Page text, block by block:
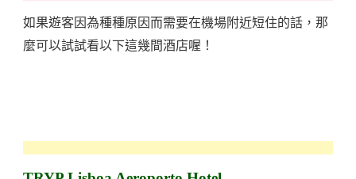
如果遊客因為種種原因而需要在機場附近短住的話，那
麼可以試試看以下這幾間酒店喔！